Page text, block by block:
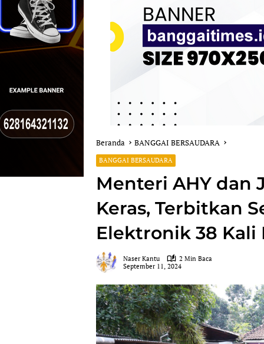
Beranda BANGGAI BERSAUDARA
BANGGAI BERSAUDARA
Menteri AHY dan
Keras, Terbitkan
Elektronik 38 Kali
Naser Kantu
2 Min Baca
September 11, 2024